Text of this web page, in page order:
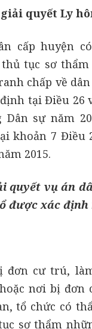
quyết Ly
cấp huyện
tục sơ
chấp về
tại Điều 26
Dân sự năm
khoản 7 Điều
2015.
quyết vụ án
được xác định
cư trú,
nơi bị đơn
tổ chức có
sơ thẩm